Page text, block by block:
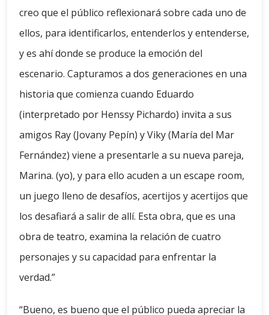
creo que el público reflexionará sobre cada uno de
ellos, para identificarlos, entenderlos y entenderse,
y es ahí donde se produce la emoción del
escenario. Capturamos a dos generaciones en una
historia que comienza cuando Eduardo
(interpretado por Henssy Pichardo) invita a sus
amigos Ray (Jovany Pepín) y Viky (María del Mar
Fernández) viene a presentarle a su nueva pareja,
Marina. (yo), y para ello acuden a un escape room,
un juego lleno de desafíos, acertijos y acertijos que
los desafiará a salir de allí. Esta obra, que es una
obra de teatro, examina la relación de cuatro
personajes y su capacidad para enfrentar la
verdad.”
“Bueno, es bueno que el público pueda apreciar la